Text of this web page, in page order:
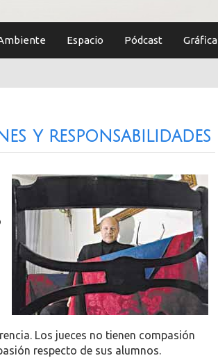
Espacio Pódcast Gráfica
y responsabilidades
Los jueces no tienen compasión
respecto de sus alumnos.